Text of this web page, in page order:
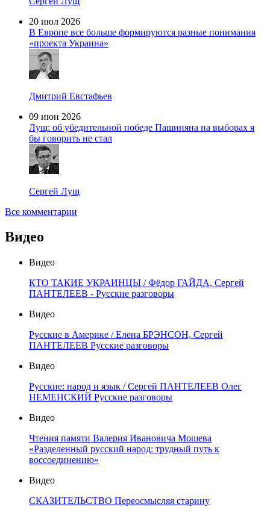
20 июл 2026
В Европе все больше формируются разные понимания
«проекта Украина»
Дмитрий Евстафьев
09 июн 2026
Лущ: об убедительной победе Пашиняна на выборах я
бы говорить не стал
Сергей Лущ
Все комментарии
Видео
Видео
КТО ТАКИЕ УКРАИНЦЫ / Фёдор ГАЙДА, Сергей
ПАНТЕЛЕЕВ - Русские разговоры
Видео
Русские в Америке / Елена БРЭНСОН, Сергей
ПАНТЕЛЕЕВ Русские разговоры
Видео
Русские: народ и язык / Сергей ПАНТЕЛЕЕВ Олег
НЕМЕНСКИЙ Русские разговоры
Видео
Чтения памяти Валерия Ивановича Мошева
«Разделенный русский народ: трудный путь к
воссоединению»
Видео
СКАЗИТЕЛЬСТВО Переосмысляя старину